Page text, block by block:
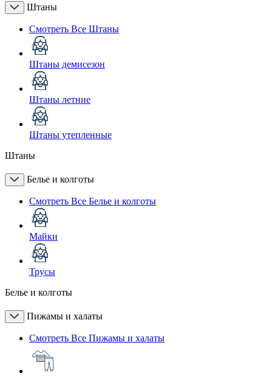
Штаны
Смотреть Все Штаны
Штаны демисезон
Штаны летние
Штаны утепленные
Штаны
Белье и колготы
Смотреть Все Белье и колготы
Майки
Трусы
Белье и колготы
Пижамы и халаты
Смотреть Все Пижамы и халаты